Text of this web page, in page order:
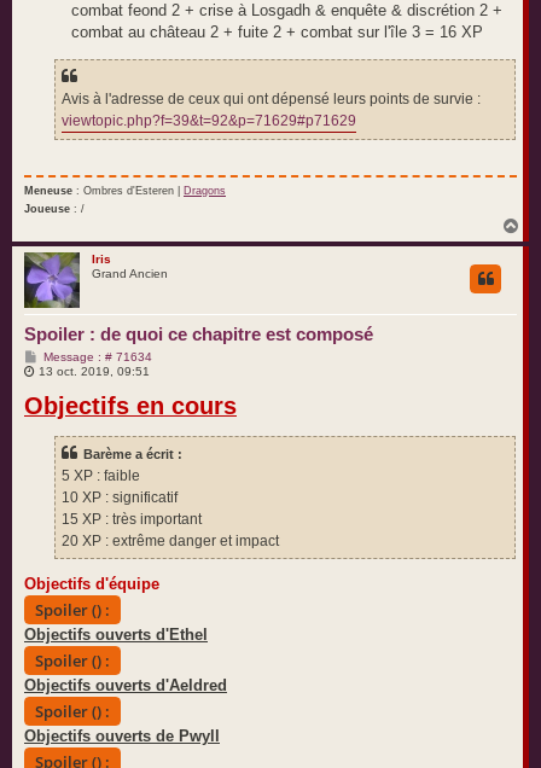
combat feond 2 + crise à Losgadh & enquête & discrétion 2 +
combat au château 2 + fuite 2 + combat sur l'île 3 = 16 XP
Avis à l'adresse de ceux qui ont dépensé leurs points de survie :
viewtopic.php?f=39&t=92&p=71629#p71629
Meneuse : Ombres d'Esteren | Dragons
Joueuse : /
a
Iris
Grand Ancien
Spoiler : de quoi ce chapitre est composé
Message : # 71634M
s
a
13 oct. 2019, 09:51
Objectifs en cours
Barème a écrit :
5 XP : faible
10 XP : significatif
15 XP : très important
20 XP : extrême danger et impact
Objectifs d'équipe
Spoiler () :
Objectifs ouverts d'Ethel
Spoiler () :
Objectifs ouverts d'Aeldred
Spoiler () :
Objectifs ouverts de Pwyll
Spoiler () :